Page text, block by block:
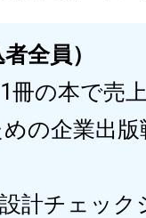
全員）
冊の本で売
の企業出
計チェック